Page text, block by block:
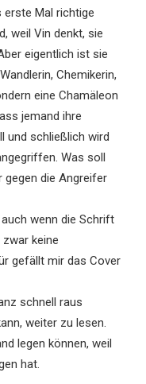
Mal richtige
weil Vin denkt, sie
eigentlich ist sie
Chemikerin,
eine Chamäleon
jemand ihre
und schließlich wird
Was soll
die Angreifer
wenn die Schrift
keine
gefällt mir das Cover
schnell raus
weiter zu lesen.
legen können, weil
hat.